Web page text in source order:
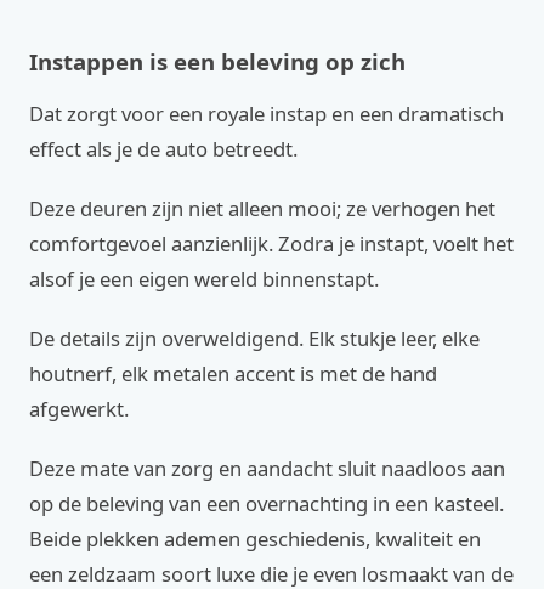
Instappen is een beleving op zich
Dat zorgt voor een royale instap en een dramatisch
effect als je de auto betreedt.
Deze deuren zijn niet alleen mooi; ze verhogen het
comfortgevoel aanzienlijk. Zodra je instapt, voelt het
alsof je een eigen wereld binnenstapt.
De details zijn overweldigend. Elk stukje leer, elke
houtnerf, elk metalen accent is met de hand
afgewerkt.
Deze mate van zorg en aandacht sluit naadloos aan
op de beleving van een overnachting in een kasteel.
Beide plekken ademen geschiedenis, kwaliteit en
een zeldzaam soort luxe die je even losmaakt van de